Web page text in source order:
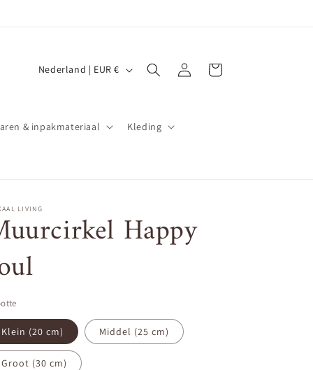
& inpakmateriaal Kleding
d
g
i
o
Nederland | EUR € InloggenWinkelwagen
LIVING Happy
Klein (20 cm) Middel (25 cm)
Groot (30 cm)